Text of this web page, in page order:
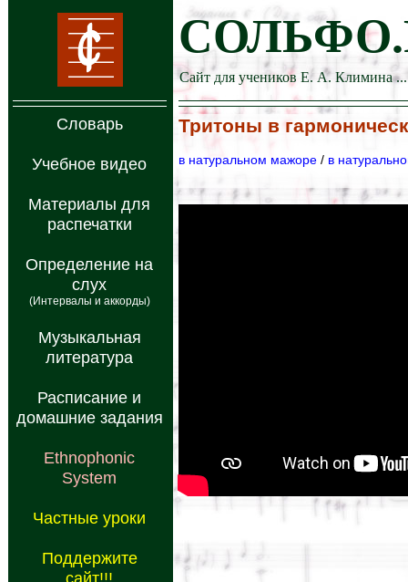
Словарь
Учебное видео
Материалы для
распечатки
Определение на
слух
(Интервалы и аккорды)
Музыкальная
литература
Расписание и
домашние задания
Ethnophonic
System
Частные уроки
Поддержите
сайт!!!
Сайт для учеников Е. А. Климина ...
Тритоны в
в натуральном мажоре / в